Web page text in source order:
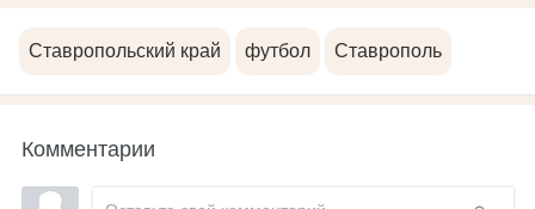
Ставропольский край футбол Ставрополь
Комментарии